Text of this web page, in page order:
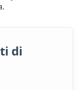
di